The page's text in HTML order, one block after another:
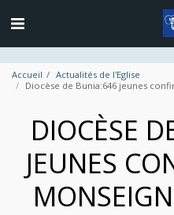
google.com, pub-
Accueil
Actualités de l'Eglise
Diocèse de Bunia:646 jeunes
DIOCÈSE
JEUNES